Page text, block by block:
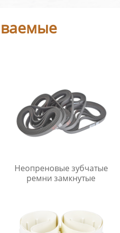
Неопреновые зубчатые
ремни замкнутые